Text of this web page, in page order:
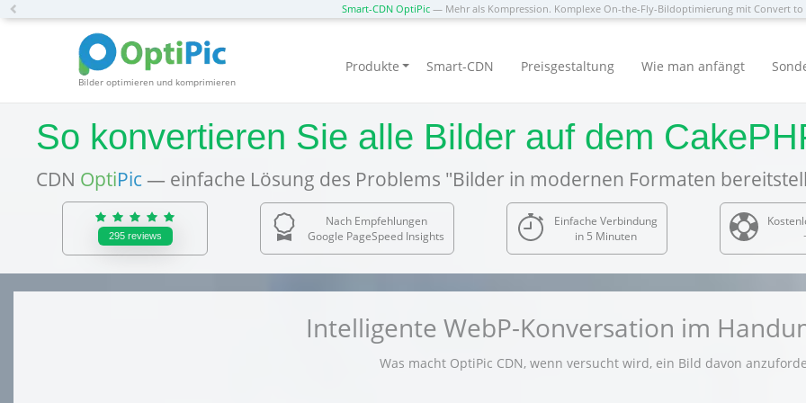
Smart-CDN OptiPic — Mehr als Kompression. Komplexe On-the-Fly-Bildoptimierung mit Convert to
Bilder optimieren und komprimieren
Produkte Smart-CDN Preisgestaltung Wie man anfängt
So konvertieren Sie alle Bilder auf dem
CDN OptiPic — einfache Lösung des Problems "Bilder in modernen Formaten
295 reviews
Nach Empfehlungen
Google PageSpeed Insights
Einfache Verbindung
in 5 Minuten
Intelligente WebP-Konversation im
Was macht OptiPic CDN, wenn versucht wird, ein Bild davon